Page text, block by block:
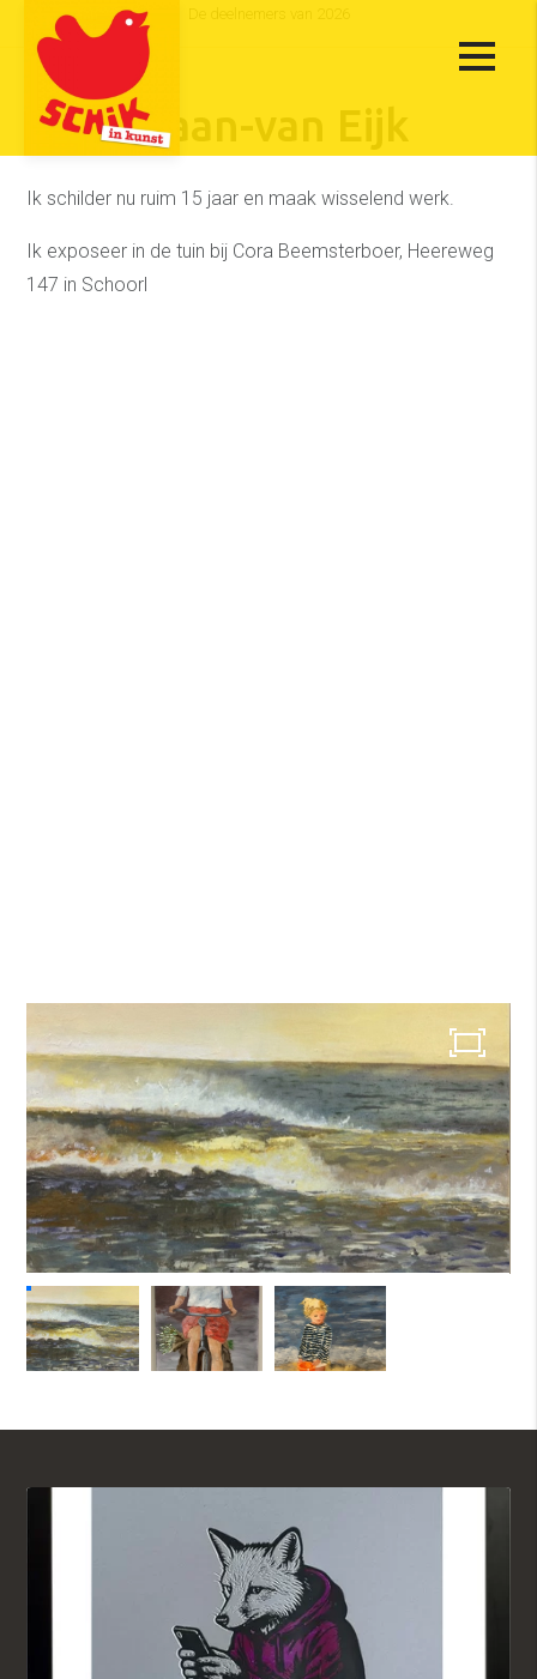
Karin Laan-van Eijk
Ik schilder nu ruim 15 jaar en maak wisselend werk.
Ik exposeer in de tuin bij Cora Beemsterboer, Heereweg
147 in Schoorl